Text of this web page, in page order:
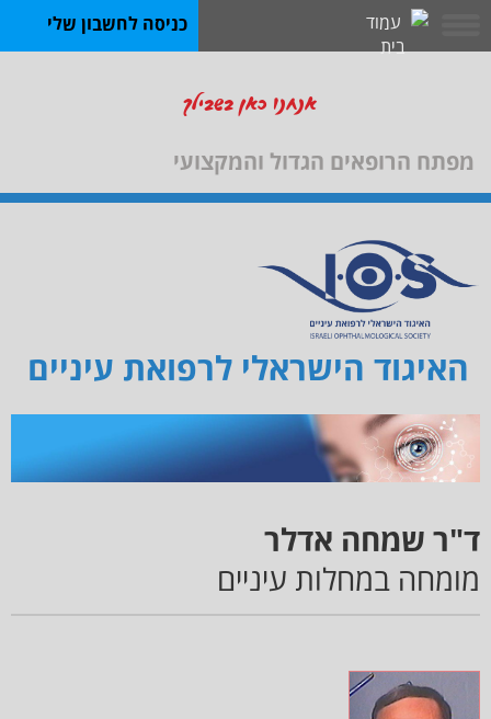
כניסה לחשבון שלי
אנחנו כאן בשבילך
מפתח הרופאים הגדול והמקצועי
האיגוד הישראלי לרפואת עיניים
ד"ר שמחה אדלר
מומחה במחלות עיניים